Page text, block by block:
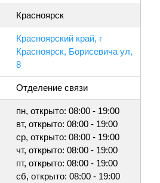
Красноярск
Красноярский край, г
Красноярск, Борисевича ул,
8
Отделение связи
пн, открыто: 08:00 - 19:00
вт, открыто: 08:00 - 19:00
ср, открыто: 08:00 - 19:00
чт, открыто: 08:00 - 19:00
пт, открыто: 08:00 - 19:00
сб, открыто: 08:00 - 19:00